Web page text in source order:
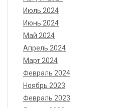
Июль 2024
Июнь 2024
Май 2024
Апрель 2024
Март 2024
Февраль 2024
Ноябрь 2023
Февраль 2023